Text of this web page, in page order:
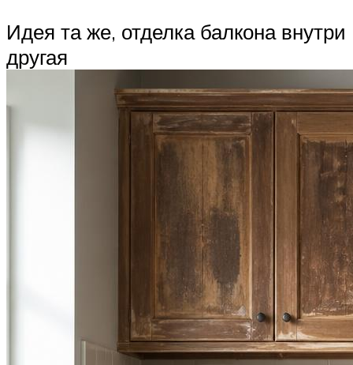
Идея та же, отделка балкона внутри
другая